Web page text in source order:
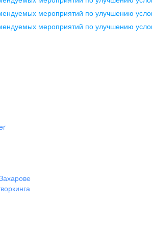
мероприятий по улучшению
мероприятий по улучшению